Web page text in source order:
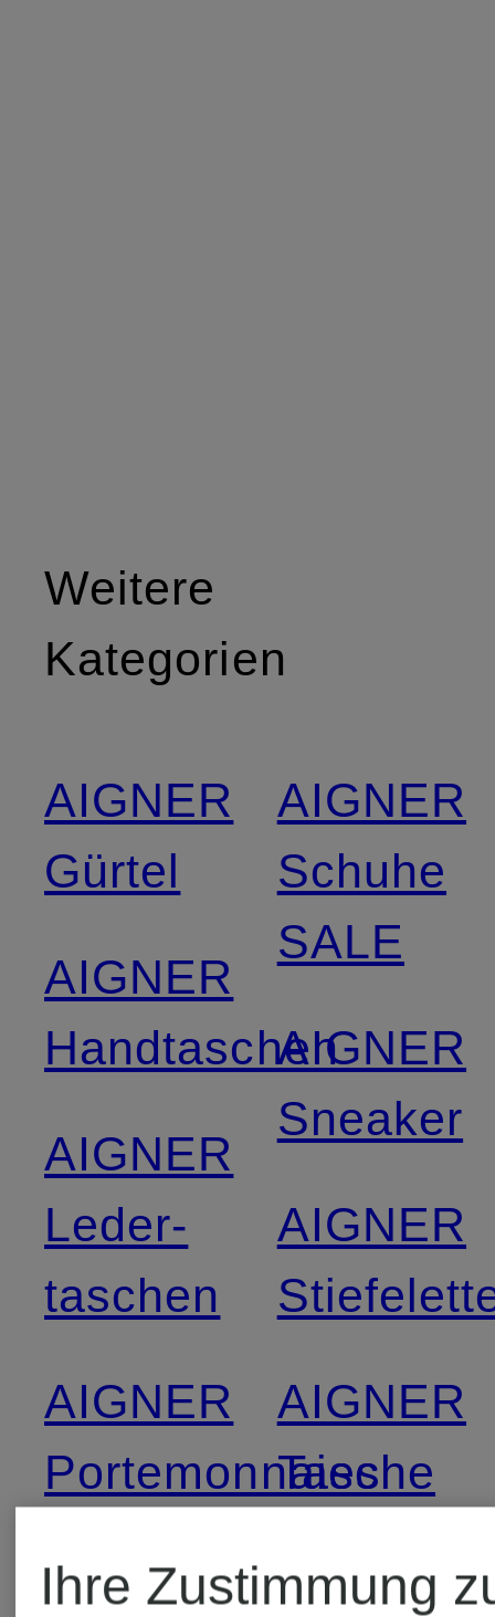
Weitere
Kategorien
AIGNER
Gürtel
AIGNER
Handtaschen
AIGNER
Leder­
taschen
AIGNER
Portemonnaies
AIGNER
AIGNER
Schuhe
SALE
AIGNER
Sneaker
AIGNER
AIGNER
Tasche
AIGNER
Ihre Zustimmung